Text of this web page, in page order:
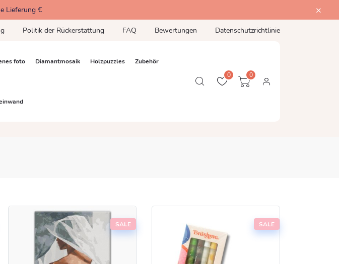
Lieferung €
Politik der Rückerstattung FAQ Bewertungen Datenschutzrichtlinie
foto Diamantmosaik Holzpuzzles Zubehör
0 0
SALE SALE